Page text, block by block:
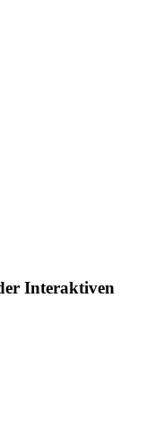
Interaktiven